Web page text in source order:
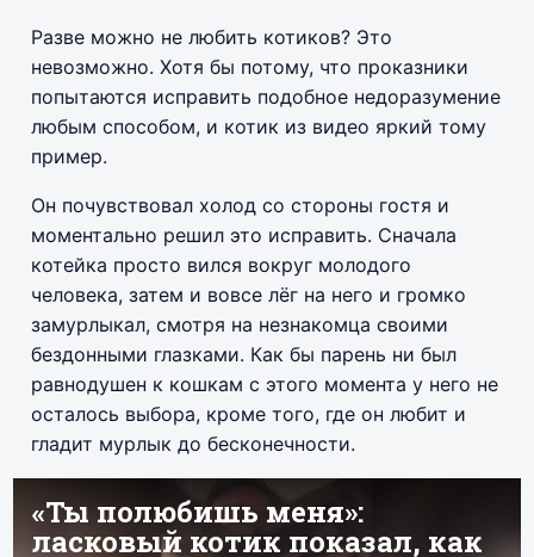
Разве можно не любить котиков? Это
невозможно. Хотя бы потому, что проказники
попытаются исправить подобное недоразумение
любым способом, и котик из видео яркий тому
пример.
Он почувствовал холод со стороны гостя и
моментально решил это исправить. Сначала
котейка просто вился вокруг молодого
человека, затем и вовсе лёг на него и громко
замурлыкал, смотря на незнакомца своими
бездонными глазками. Как бы парень ни был
равнодушен к кошкам с этого момента у него не
осталось выбора, кроме того, где он любит и
гладит мурлык до бесконечности.